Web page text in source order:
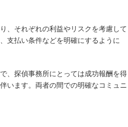
、それぞれの利益やリスクを考慮して
支払い条件などを明確にするように
、探偵事務所にとっては成功報酬を得
います。両者の間での明確なコミュニ